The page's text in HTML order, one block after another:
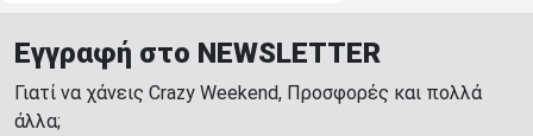
Εγγραφή στο NEWSLETTER
Γιατί να χάνεις Crazy Weekend, Προσφορές και πολλά
άλλα;